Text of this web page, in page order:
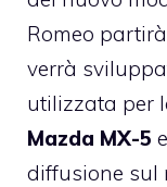
Romeo
verrà
utilizzata per
Mazda MX-5
diffusione sul